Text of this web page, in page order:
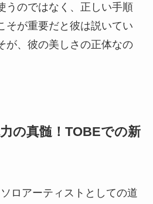
うのではなく、正しい手順
そが重要だと彼は説いてい
が、彼の美しさの正体なの
の真髄！TOBEでの新
ロアーティストとしての道